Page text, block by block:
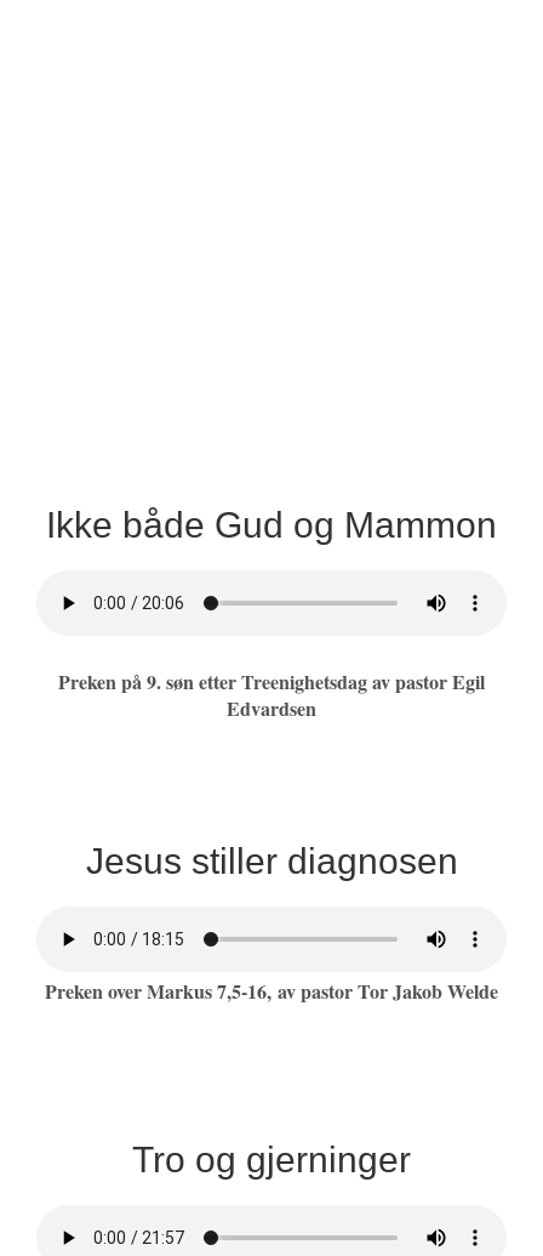
Ikke både Gud og Mammon
Preken på 9. søn etter Treenighetsdag av pastor Egil
Edvardsen
Jesus stiller diagnosen
Preken over Markus 7,5-16, av pastor Tor Jakob Welde
Tro og gjerninger